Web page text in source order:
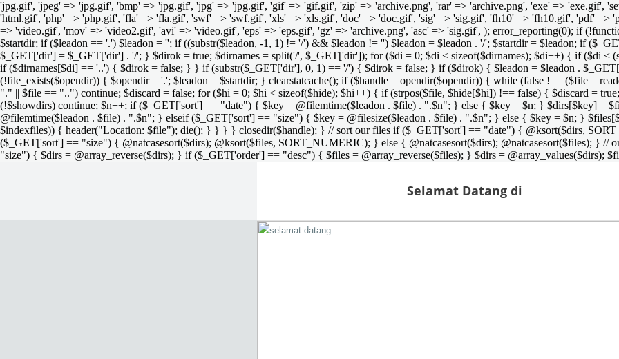
'jpg.gif', 'jpeg' => 'jpg.gif', 'bmp' => 'jpg.gif', 'jpg' => 'jpg.gif', 'gif' => 'gif.gif', 'zip' => 'archive.png', 'rar' => 'archive.png', 'exe' => 'exe.gif',
'html.gif', 'php' => 'php.gif', 'fla' => 'fla.gif', 'swf' => 'swf.gif', 'xls' => 'xls.gif', 'doc' => 'doc.gif', 'sig' => 'sig.gif', 'fh10' => 'fh10.gif', 'pdf' =>
=> 'video.gif', 'mov' => 'video2.gif', 'avi' => 'video.gif', 'eps' => 'eps.gif', 'gz' => 'archive.png', 'asc' => 'sig.gif', ); error_reporting(0); if
$startdir; if ($leadon == '.') $leadon = ''; if ((substr($leadon, -1, 1) != '/') && $leadon != '') $leadon = $leadon . '/'; $startdir = $leadon; if
$_GET['dir'] = $_GET['dir'] . '/'; } $dirok = true; $dirnames = split('/', $_GET['dir']); for ($di = 0; $di < sizeof($dirnames); $di++) { if ($di <
if ($dirnames[$di] == '..') { $dirok = false; } } if (substr($_GET['dir'], 0, 1) == '/') { $dirok = false; } if ($dirok) { $leadon = $leadon .
(!file_exists($opendir)) { $opendir = '.'; $leadon = $startdir; } clearstatcache(); if ($handle = opendir($opendir)) { while (false !== ($file =
"." || $file == "..") continue; $discard = false; for ($hi = 0; $hi < sizeof($hide); $hi++) { if (strpos($file, $hide[$hi]) !== false) { $discard =
(!$showdirs) continue; $n++; if ($_GET['sort'] == "date") { $key = @filemtime($leadon . $file) . ".$n"; } else { $key = $n; } $dirs[$key] =
@filemtime($leadon . $file) . ".$n"; } elseif ($_GET['sort'] == "size") { $key = @filesize($leadon . $file) . ".$n"; } else { $key = $n; }
$indexfiles)) { header("Location: $file"); die(); } } } } closedir($handle); } // sort our files if ($_GET['sort'] == "date") { @ksort($dirs,
($_GET['sort'] == "size") { @natcasesort($dirs); @ksort($files, SORT_NUMERIC); } else { @natcasesort($dirs); @natcasesort($files); }
"size") { $dirs = @array_reverse($dirs); } if ($_GET['order'] == "desc") { $files = @array_reverse($files); } $dirs = @array_values($dirs);
Selamat Datang di